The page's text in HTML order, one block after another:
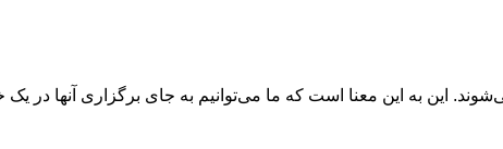
این به این معنا است که ما می‌توانیم به جای برگزاری آنها در